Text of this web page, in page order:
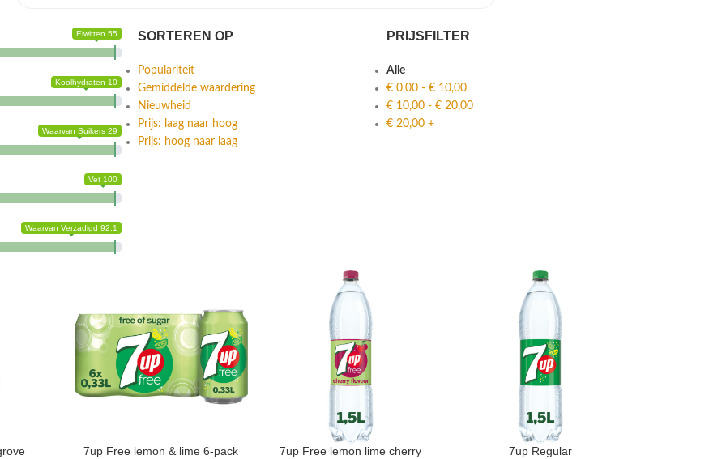
Eiwitten 55
Koolhydraten 10
Waarvan Suikers 29
Vet 100
Waarvan Verzadigd 92.1
SORTEREN OP
Populariteit
Gemiddelde waardering
Nieuwheid
Prijs: laag naar hoog
Prijs: hoog naar laag
PRIJSFILTER
Alle
€0,00- €10,00
€10,00- €20,00
€20,00+
7up Free lemon & lime 6-pack 7up Free lemon lime cherry 7up Regular